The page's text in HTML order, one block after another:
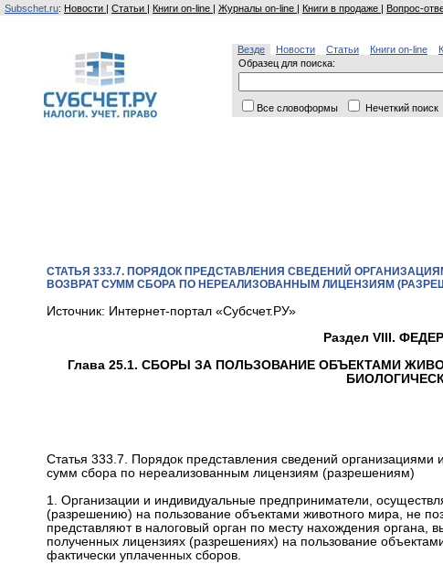
Subschet.ru: Новости | Статьи | Книги on-line | Журналы on-line | Книги в продаже | Вопрос-
Везде Новости Статьи Книги on-line
Образец для поиска:
Все словоформы Нечеткий поиск
СТАТЬЯ 333.7. ПОРЯДОК ПРЕДСТАВЛЕНИЯ СВЕДЕНИЙ
ВОЗВРАТ СУММ СБОРА ПО НЕРЕАЛИЗОВАННЫМ ЛИЦЕНЗИЯМ
Источник: Интернет-портал «Субсчет.РУ»
Раздел VIII.
Глава 25.1. СБОРЫ ЗА ПОЛЬЗОВАНИЕ ОБЪЕКТАМИ
Статья 333.7. Порядок представления сведений
сумм сбора по нереализованным лицензиям (разрешениям)
1. Организации и индивидуальные предприниматели,
(разрешению) на пользование объектами животного мира, не
представляют в налоговый орган по месту нахождения
полученных лицензиях (разрешениях) на пользование
фактически уплаченных сборов.